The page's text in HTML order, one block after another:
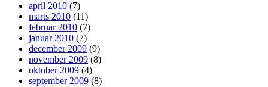
april 2010 (7)
marts 2010 (11)
februar 2010 (7)
januar 2010 (7)
december 2009 (9)
november 2009 (8)
oktober 2009 (4)
september 2009 (8)